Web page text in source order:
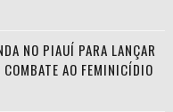
NO PIAUÍ PARA LANÇAR
AO FEMINICÍDIO